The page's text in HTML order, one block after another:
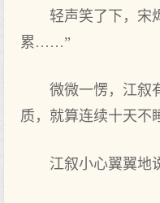
轻声笑了下，宋
累……”
微微一愣，江叙
质，就算连续十天不
江叙小心翼翼地